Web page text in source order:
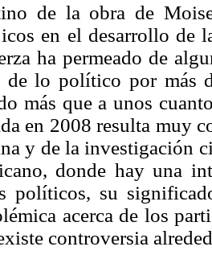
de la obra de
en el desarrollo de
ha permeado de
de lo político por más
más que a unos
en 2008 resulta muy
y de la investigación
donde hay una
políticos, su
acerca de los
controversia